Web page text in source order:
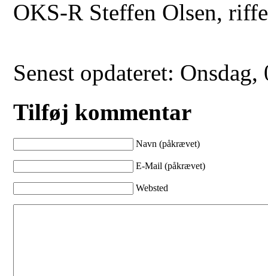
OKS-R Steffen Olsen,
Senest opdateret:
Tilføj kommentar
Navn (påkrævet)
E-Mail (påkrævet)
Websted